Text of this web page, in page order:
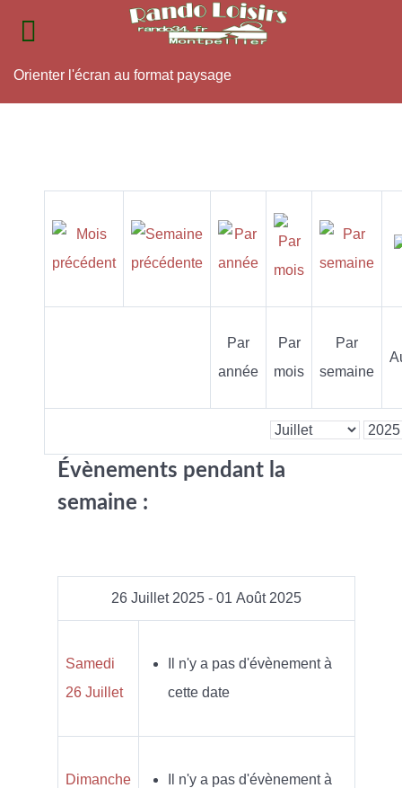
Orienter l'écran au format paysage
Par
année
Par
mois
Par
semaine
Évènements pendant la
semaine :
26 Juillet 2025 - 01 Août 2025
Samedi
26 Juillet
Il n'y a pas d'évènement à
cette date
Dimanche
Il n'y a pas d'évènement à